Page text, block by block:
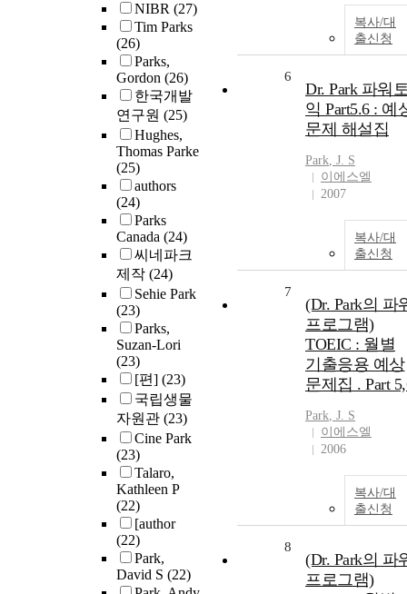
NIBR (27)
Tim Parks
(26)
Parks,
Gordon (26)
한국개발
연구원 (25)
Hughes,
Thomas Parke
(25)
authors
(24)
Parks
Canada (24)
씨네파크
제작 (24)
Sehie Park
(23)
Parks,
Suzan-Lori
(23)
[편] (23)
국립생물
자원관 (23)
Cine Park
(23)
Talaro,
Kathleen P
(22)
[author
(22)
Park,
David S (22)
복사/대
출신청
6
Dr. Park 파워
익 Part5.6 : 예
문제 해설집
Park, J. S
이에스엘
2007
복사/대
출신청
7
(Dr. Park의 파
프로그램)
TOEIC : 월별
기출응용 예상
문제집 . Part
Park, J. S
이에스엘
2006
복사/대
출신청
8
(Dr. Park의 파
프로그램)